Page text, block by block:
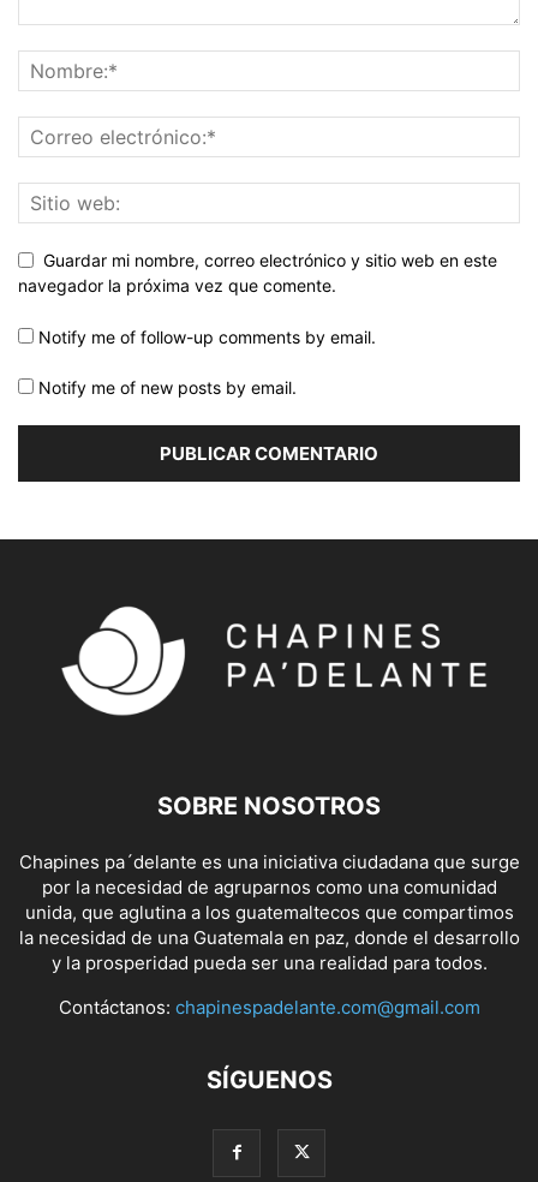
Guardar mi nombre, correo electrónico y sitio web en este
navegador la próxima vez que comente.
Notify me of follow-up comments by email.
Notify me of new posts by email.
SOBRE NOSOTROS
Chapines pa´delante es una iniciativa ciudadana que surge
por la necesidad de agruparnos como una comunidad
unida, que aglutina a los guatemaltecos que compartimos
la necesidad de una Guatemala en paz, donde el desarrollo
y la prosperidad pueda ser una realidad para todos.
Contáctanos: chapinespadelante.com@gmail.com
SÍGUENOS